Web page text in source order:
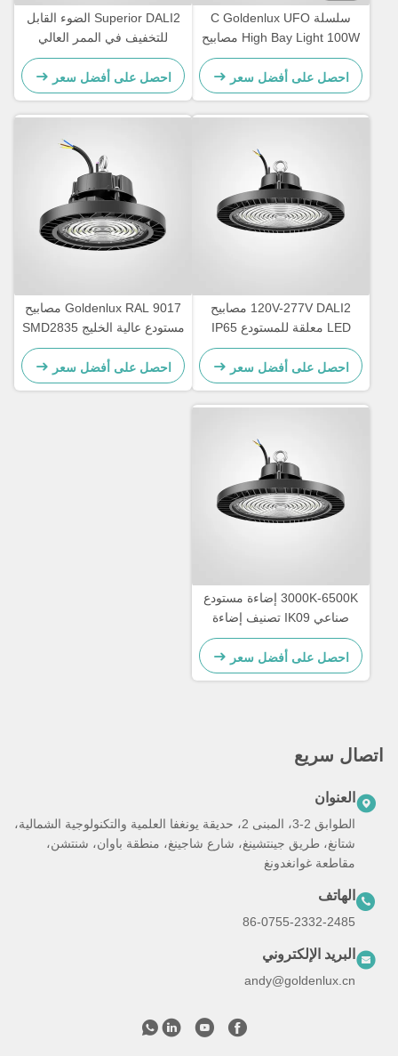
سلسلة C Goldenlux UFO
High Bay Light 100W مصابيح
LED الصناعية
احصل على أفضل سعر
Superior DALI2 الضوء القابل
للتخفيف في الممر العالي
للمخزن
احصل على أفضل سعر
120V-277V DALI2 مصابيح
LED معلقة للمستودع IP65
مقاومة للماء
احصل على أفضل سعر
Goldenlux RAL 9017 مصابيح
مستودع عالية الخليج SMD2835
مصابيح الصناعية عالية الخليج
احصل على أفضل سعر
3000K-6500K إضاءة مستودع
صناعي IK09 تصنيف إضاءة
LED عالية الخليج
احصل على أفضل سعر
اتصال سريع
العنوان
الطوابق 2-3، المبنى 2، حديقة يونغفا العلمية والتكنولوجية الشمالية،
شتانغ، طريق جينتشينغ، شارع شاجينغ، منطقة باوان، شنتشن،
مقاطعة غوانغدونغ
الهاتف
86-0755-2332-2485
البريد الإلكتروني
andy@goldenlux.cn